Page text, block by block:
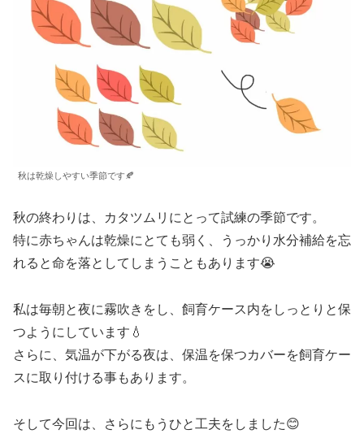
秋は乾燥しやすい季節です🍂
秋の終わりは、カタツムリにとって試練の季節です。
特に赤ちゃんは乾燥にとても弱く、うっかり水分補給を忘
れると命を落としてしまうこともあります😭
私は毎朝と夜に霧吹きをし、飼育ケース内をしっとりと保
つようにしています💧
さらに、気温が下がる夜は、保温を保つカバーを飼育ケー
スに取り付ける事もあります。
そして今回は、さらにもうひと工夫をしました😊